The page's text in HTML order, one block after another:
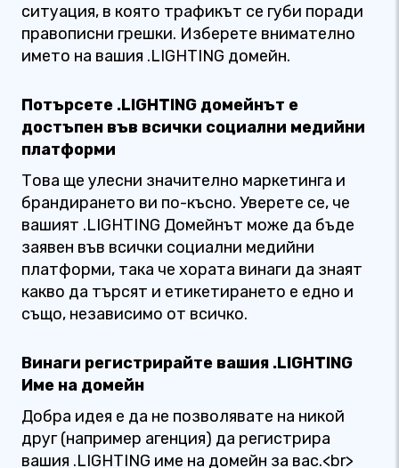
ситуация, в която трафикът се губи поради
правописни грешки. Изберете внимателно
името на вашия .LIGHTING домейн.
Потърсете .LIGHTING домейнът е
достъпен във всички социални медийни
платформи
Това ще улесни значително маркетинга и
брандирането ви по-късно. Уверете се, че
вашият .LIGHTING Домейнът може да бъде
заявен във всички социални медийни
платформи, така че хората винаги да знаят
какво да търсят и етикетирането е едно и
също, независимо от всичко.
Винаги регистрирайте вашия .LIGHTING
Име на домейн
Добра идея е да не позволявате на никой
друг (например агенция) да регистрира
вашия .LIGHTING име на домейн за вас.<br>